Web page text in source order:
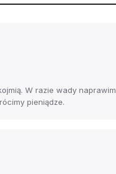
W razie wady
pieniądze.